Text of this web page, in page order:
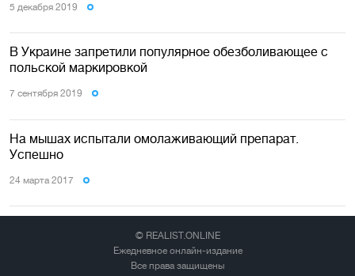
5 декабря 2019
В Украине запретили популярное обезболивающее с
польской маркировкой
7 сентября 2019
На мышах испытали омолаживающий препарат.
Успешно
24 марта 2017
© REALIST.ONLINE
Ежедневное онлайн-издание
Все права защищены